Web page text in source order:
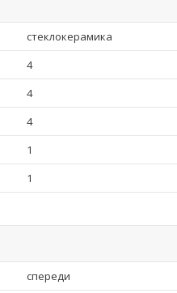
стеклокерамика
4
4
4
1
1
спереди